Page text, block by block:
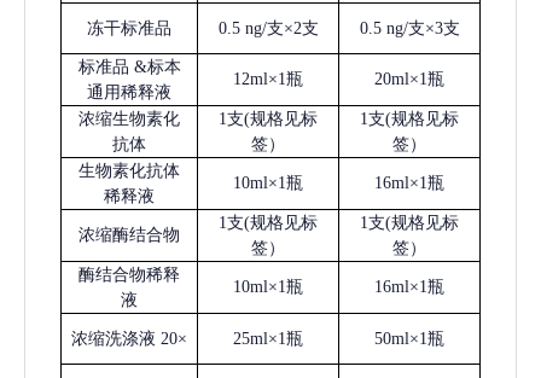
冻干标准品 0.5 ng/支×2支 0.5 ng/支×3支
标准品 &标本
通用稀释液
12ml×1瓶 20ml×1瓶
浓缩生物素化
抗体
1支(规格见标
签）
1支(规格见标
签）
生物素化抗体
稀释液
10ml×1瓶 16ml×1瓶
浓缩酶结合物
1支(规格见标
签）
1支(规格见标
签）
酶结合物稀释
液
10ml×1瓶 16ml×1瓶
浓缩洗涤液 20× 25ml×1瓶 50ml×1瓶